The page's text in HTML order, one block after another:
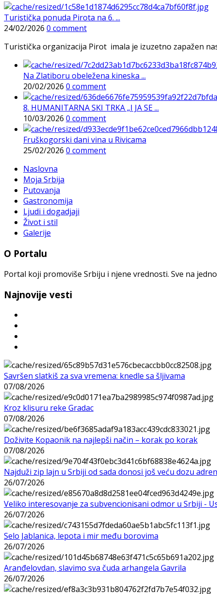
Turistička ponuda Pirota na 6. ...
24/02/2026 0 comment
Turistička organizacija Pirot imala je izuzetno zapažen
Na Zlatiboru obeležena kineska ...
20/02/2026 0 comment
8. HUMANITARNA SKI TRKA „I JA SE ...
10/03/2026 0 comment
Fruškogorski dani vina u Rivicama
25/02/2026 0 comment
Naslovna
Moja Srbija
Putovanja
Gastronomija
Ljudi i dogadjaji
Život i stil
Galerije
O Portalu
Portal koji promoviše Srbiju i njene vrednosti. Sve na
Najnovije vesti
Savršen slatkiš za sva vremena: knedle sa šljivama
07/08/2026
Kroz klisuru reke Gradac
07/08/2026
Doživite Kopaonik na najlepši način – korak po korak
07/08/2026
Najduži zip lajn u Srbiji od sada donosi još veću dozu
26/07/2026
Veliko interesovanje za subvencionisani odmor u Srbiji -
26/07/2026
Selo Jablanica, lepota i mir među borovima
26/07/2026
Aranđelovdan, slavimo sva čuda arhangela Gavrila
26/07/2026